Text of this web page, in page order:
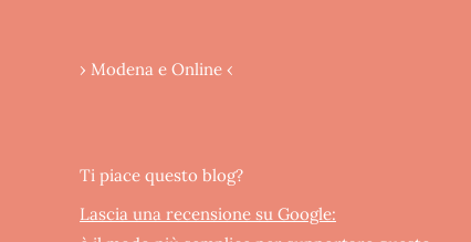
› Modena e Online ‹
Ti piace questo blog?
Lascia una recensione su Google: